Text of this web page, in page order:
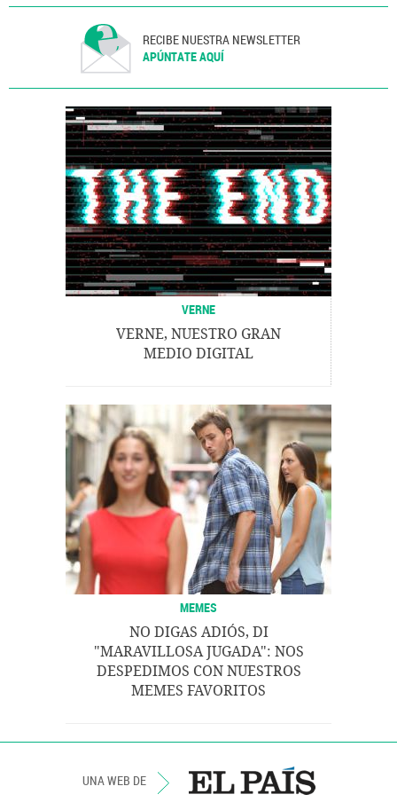
RECIBE NUESTRA NEWSLETTER
APÚNTATE AQUÍ
VERNE
VERNE, NUESTRO GRAN
MEDIO DIGITAL
MEMES
NO DIGAS ADIÓS, DI
"MARAVILLOSA JUGADA": NOS
DESPEDIMOS CON NUESTROS
MEMES FAVORITOS
UNA WEB DE